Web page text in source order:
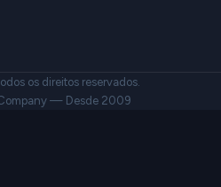
os direitos reservados.
— Desde 2009